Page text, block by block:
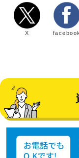
X facebook